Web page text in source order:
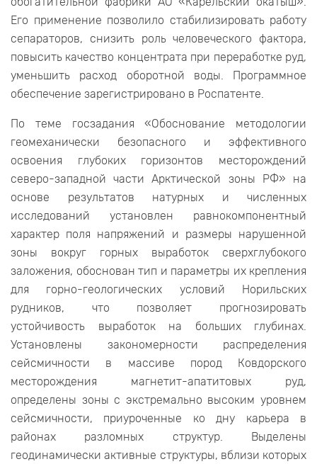
Его применение позволило стабилизировать работу
сепараторов, снизить роль человеческого фактора,
повысить качество концентрата при переработке руд,
уменьшить расход оборотной воды. Программное
обеспечение зарегистрировано в Роспатенте.
По теме госзадания «Обоснование методологии
геомеханически безопасного и эффективного
освоения глубоких горизонтов месторождений
северо-западной части Арктической зоны РФ» на
основе результатов натурных и численных
исследований установлен равнокомпонентный
характер поля напряжений и размеры нарушенной
зоны вокруг горных выработок сверхглубокого
заложения, обоснован тип и параметры их крепления
для горно-геологических условий Норильских
рудников, что позволяет прогнозировать
устойчивость выработок на больших глубинах.
Установлены закономерности распределения
сейсмичности в массиве пород Ковдорского
месторождения магнетит-апатитовых руд,
определены зоны с экстремально высоким уровнем
сейсмичности, приуроченные ко дну карьера в
районах разломных структур. Выделены
геодинамически активные структуры, вблизи которых